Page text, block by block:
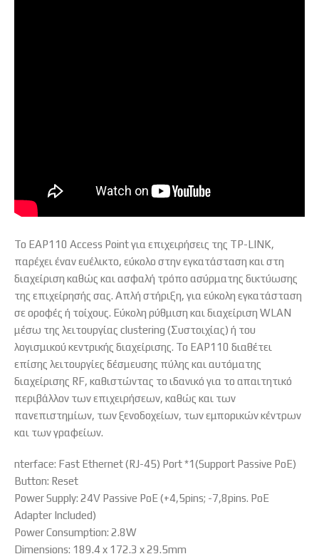
Το EAP110 Access Point για επιχειρήσεις της TP-LINK,
παρέχει έναν ευέλικτο, εύκολο στην εγκατάσταση και στη
διαχείριση καθώς και ασφαλή τρόπο ασύρματης δικτύωσης
της επιχείρησής σας. Απλή στήριξη, για εύκολη εγκατάσταση
σε οροφές ή τοίχους. Εύκολη ρύθμιση και διαχείριση WLAN
μέσω της λειτουργίας clustering (Συστοιχίας) ή του
λογισμικού κεντρικής διαχείρισης. Το EAP110 διαθέτει
επίσης λειτουργίες δέσμευσης πύλης και αυτόματης
διαχείρισης RF, καθιστώντας το ιδανικό για το απαιτητικό
περιβάλλον των επιχειρήσεων, καθώς και των
πανεπιστημίων, των ξενοδοχείων, των εμπορικών κέντρων
και των γραφείων.
nterface: Fast Ethernet (RJ-45) Port *1(Support Passive PoE)
Button: Reset
Power Supply: 24V Passive PoE (+4,5pins; -7,8pins. PoE
Adapter Included)
Power Consumption: 2.8W
Dimensions: 189.4 x 172.3 x 29.5mm